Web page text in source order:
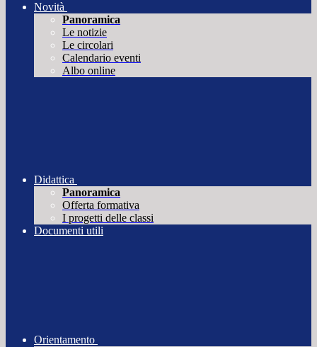
Novità
Panoramica
Le notizie
Le circolari
Calendario eventi
Albo online
Didattica
Panoramica
Offerta formativa
I progetti delle classi
Documenti utili
Orientamento